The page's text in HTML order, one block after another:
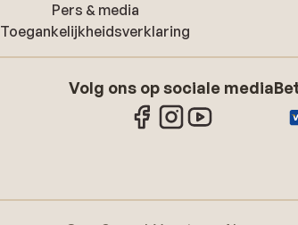
Pers & media
Toegankelijkheidsverklaring
Volg ons op sociale media